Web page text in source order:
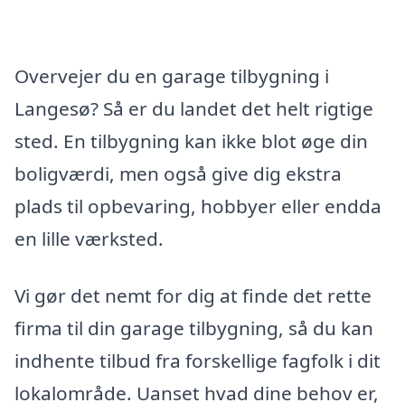
Overvejer du en garage tilbygning i
Langesø? Så er du landet det helt rigtige
sted. En tilbygning kan ikke blot øge din
boligværdi, men også give dig ekstra
plads til opbevaring, hobbyer eller endda
en lille værksted.
Vi gør det nemt for dig at finde det rette
firma til din garage tilbygning, så du kan
indhente tilbud fra forskellige fagfolk i dit
lokalområde. Uanset hvad dine behov er,